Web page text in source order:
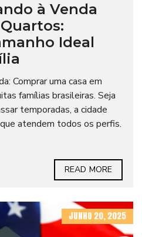
à Venda
Ideal
Comprar uma casa em
famílias brasileiras. Seja
temporadas, a cidade
atendem todos os perfis.
READ MORE
JUNHO 20, 2025